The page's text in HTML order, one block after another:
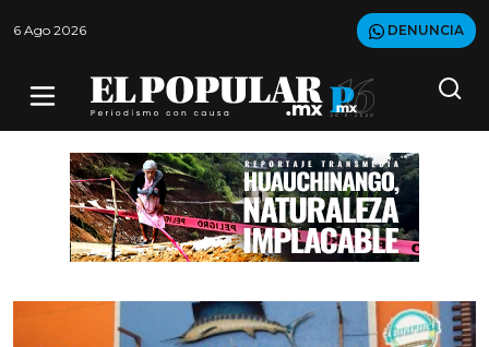
6 Ago 2026 DENUNCIA